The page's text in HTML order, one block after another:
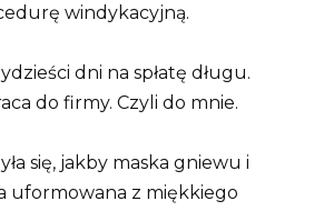
windykacyjną.
dni na spłatę długu.
do firmy. Czyli do mnie.
się, jakby maska gniewu i
uformowana z miękkiego